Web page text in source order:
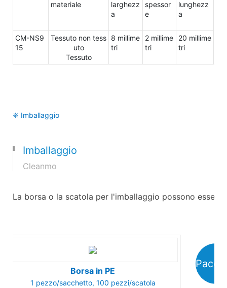
materiale
larghezz
a
spessor
e
lunghezz
a
CM-NS9
15
Tessuto non tess
uto
Tessuto
8 millime
tri
2 millime
tri
20 millime
tri
❈ Imballaggio
Imballaggio
Cleanmo
La borsa o la scatola per l'imballaggio possono
Borsa in PE
1 pezzo/sacchetto, 100 pezzi/scatola